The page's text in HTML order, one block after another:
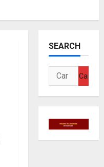
SEARCH
Cari
untuk: